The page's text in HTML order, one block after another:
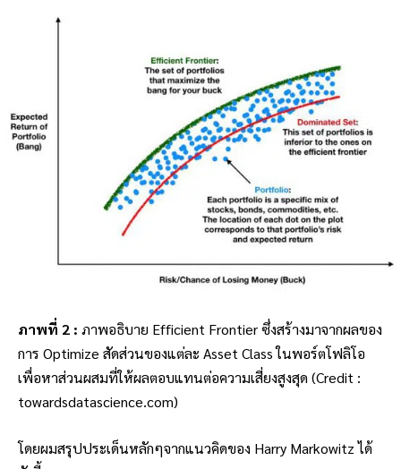
ภาพที่ 2 : ภาพอธิบาย Efficient Frontier ซึ่งสร้างมาจากผลของ
การ Optimize สัดส่วนของแต่ละ Asset Class ในพอร์ตโฟลิโอ
เพื่อหาส่วนผสมที่ให้ผลตอบแทนต่อความเสี่ยงสูงสุด (Credit :
towardsdatascience.com)
โดยผมสรุปประเด็นหลักๆจากแนวคิดของ Harry Markowitz ได้